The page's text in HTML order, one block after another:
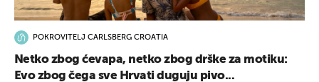
POKROVITELJ CARLSBERG CROATIA
Netko zbog ćevapa, netko zbog drške za motiku:
Evo zbog čega sve Hrvati duguju pivo...